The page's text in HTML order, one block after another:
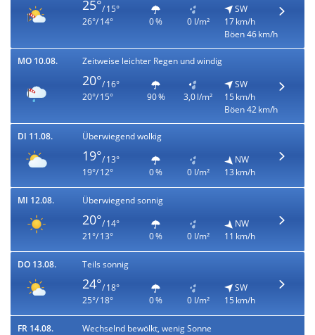
25°/ 15°
26°/ 14°
0 % 0 l/m²
SW
17 km/h
Böen 46 km/h
MO 10.08. Zeitweise leichter Regen und windig
20°/ 16°
20°/ 15°
90 % 3,0 l/m²
SW
15 km/h
Böen 42 km/h
DI 11.08. Überwiegend wolkig
19°/ 13°
19°/ 12°
0 % 0 l/m²
NW
13 km/h
MI 12.08. Überwiegend sonnig
20°/ 14°
21°/ 13°
0 % 0 l/m²
NW
11 km/h
DO 13.08. Teils sonnig
24°/ 18°
25°/ 18°
0 % 0 l/m²
SW
15 km/h
FR 14.08. Wechselnd bewölkt, wenig Sonne